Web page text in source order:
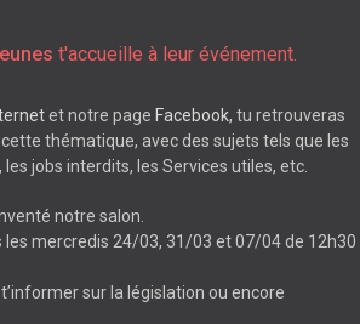
t'accueille à leur événement.
et notre page Facebook, tu retrouveras
thématique, avec des sujets tels que les
jobs interdits, les Services utiles, etc.
notre salon.
mercredis 24/03, 31/03 et 07/04 de 12h30
sur la législation ou encore